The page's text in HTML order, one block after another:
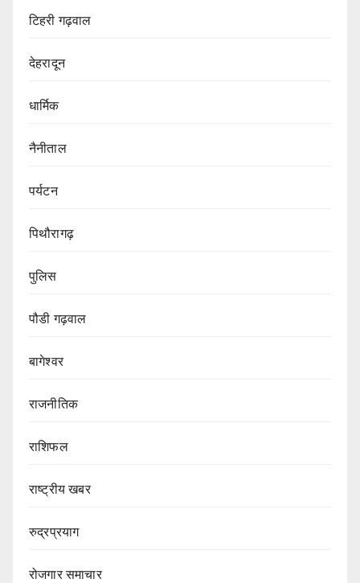
टिहरी गढ़वाल
देहरादून
धार्मिक
नैनीताल
पर्यटन
पिथौरागढ़
पुलिस
पौडी गढ़वाल
बागेश्वर
राजनीतिक
राशिफल
राष्ट्रीय खबर
रुद्रप्रयाग
रोजगार समाचार